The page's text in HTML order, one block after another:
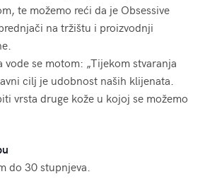
te možemo reći da je Obsessive
na tržištu i proizvodnji
vode se motom: „Tijekom stvaranja
cilj je udobnost naših klijenata.
vrsta druge kože u kojoj se možemo
do 30 stupnjeva.